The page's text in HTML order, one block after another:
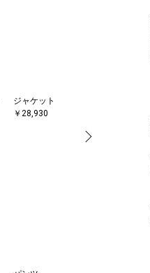
ジャケット
￥28,930